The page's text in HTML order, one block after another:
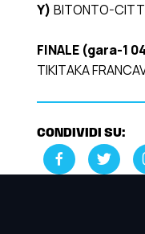
Y) BITONTO-
FINALE (gara-1
TIKITAKA
CONDIVIDI SU: